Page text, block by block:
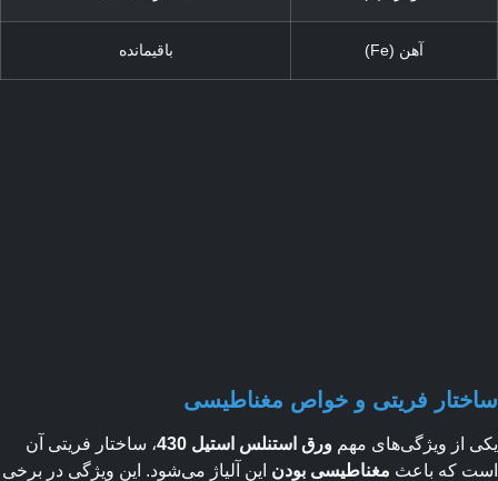
آهن (Fe) باقیمانده
فریتی و خواص مغناطیسی
از ویژگی‌های مهمورق استنلس استیل 430
، ساختار فریتی آن
که باعثمغناطیسی بودناین آلیاژ می‌شود. این ویژگی در برخی